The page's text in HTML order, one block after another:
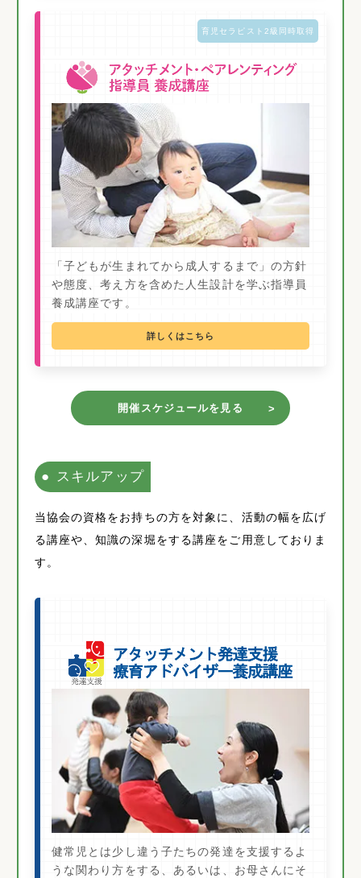
育児セラピスト2級同時取得
「子どもが生まれてから成人するまで」の方針
や態度、考え方を含めた人生設計を学ぶ指導員
養成講座です。
詳しくはこちら
開催スケジュールを見る
スキルアップ
当協会の資格をお持ちの方を対象に、活動の幅を広げ
る講座や、知識の深堀をする講座をご用意しておりま
す。
健常児とは少し違う子たちの発達を支援するよ
うな関わり方をする、あるいは、お母さんにそ